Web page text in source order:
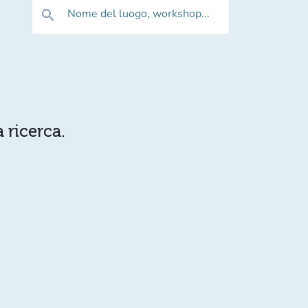
search Nome del luogo, workshop...
ricerca.